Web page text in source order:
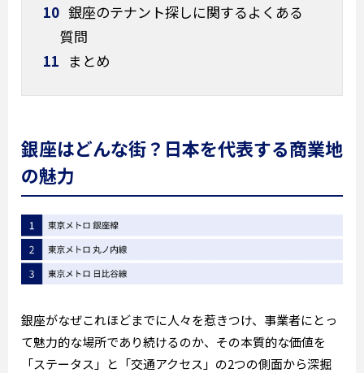
10 銀座のテナント探しに関するよくある
質問
11 まとめ
銀座はどんな街？日本を代表する商業地
の魅力
銀座がなぜこれほどまでに人々を惹きつけ、事業者にとっ
て魅力的な場所であり続けるのか、その本質的な価値を
「ステータス」と「交通アクセス」の2つの側面から深掘